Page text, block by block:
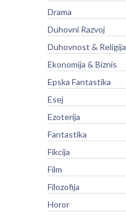
Drama
Duhovni Razvoj
Duhovnost & Religija
Ekonomija & Biznis
Epska Fantastika
Esej
Ezoterija
Fantastika
Fikcija
Film
Filozofija
Horor